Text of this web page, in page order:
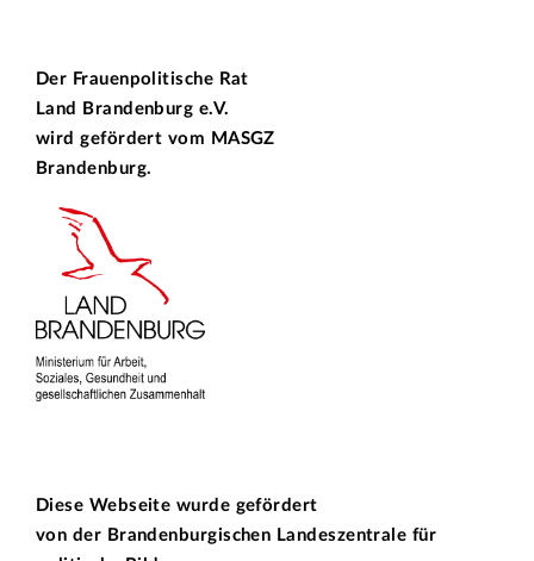
Der Frauenpolitische Rat
Land Brandenburg e.V.
wird gefördert vom MASGZ
Brandenburg.
Diese Webseite wurde gefördert
von der Brandenburgischen Landeszentrale für